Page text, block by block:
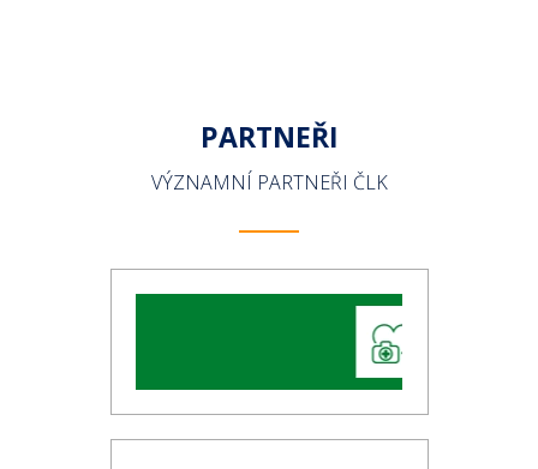
PARTNEŘI
VÝZNAMNÍ PARTNEŘI ČLK